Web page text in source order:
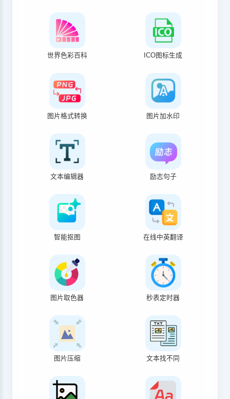
世界色彩百科 ICO图标生成
图片格式转换 图片加水印
文本编辑器 励志句子
智能抠图 在线中英翻译
图片取色器 秒表定时器
图片压缩 文本找不同